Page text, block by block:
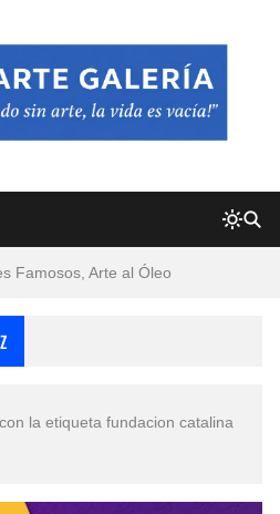
a Lápiz del 14 de Febrero
la etiqueta fundacion catalina